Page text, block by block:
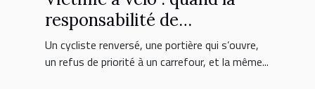
responsabilité de
l’automobiliste est engagée
Un cycliste renversé, une portière qui s’ouvre,
un refus de priorité à un carrefour, et la même...